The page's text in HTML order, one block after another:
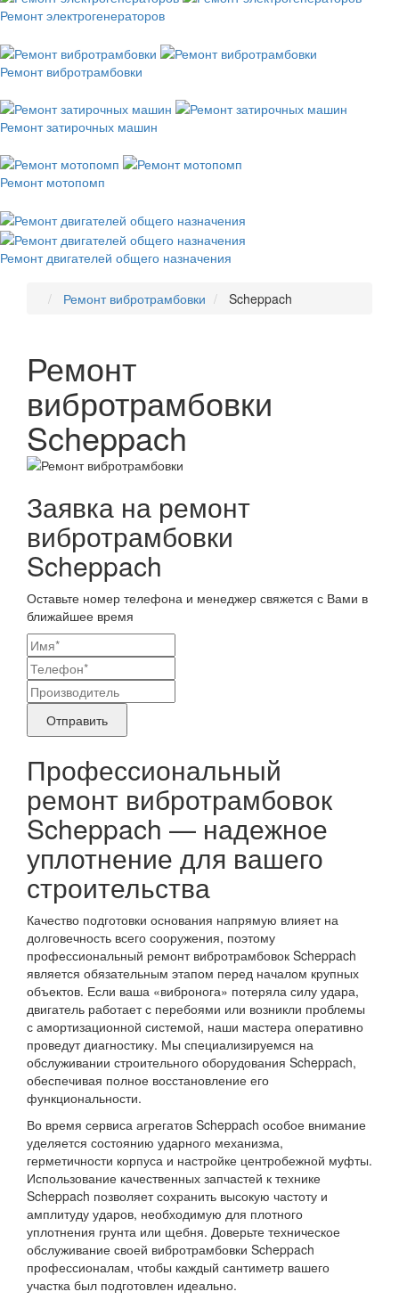
Ремонт электрогенераторов
Ремонт вибротрамбовки
Ремонт затирочных машин
Ремонт мотопомп
Ремонт двигателей общего назначения
Ремонт вибротрамбовки Scheppach
Ремонт
вибротрамбовки
Scheppach
Заявка на ремонт
вибротрамбовки
Scheppach
Оставьте номер телефона и менеджер свяжется с Вами в
ближайшее время
Ваши
контактные
данные
Название
бренда
продукта,
требующего
ремонта
Отправить
Профессиональный
ремонт вибротрамбовок
Scheppach — надежное
уплотнение для вашего
строительства
Качество подготовки основания напрямую влияет на
долговечность всего сооружения, поэтому
профессиональный ремонт вибротрамбовок Scheppach
является обязательным этапом перед началом крупных
объектов. Если ваша «вибронога» потеряла силу удара,
двигатель работает с перебоями или возникли проблемы
с амортизационной системой, наши мастера оперативно
проведут диагностику. Мы специализируемся на
обслуживании строительного оборудования Scheppach,
обеспечивая полное восстановление его
функциональности.
Во время сервиса агрегатов Scheppach особое внимание
уделяется состоянию ударного механизма,
герметичности корпуса и настройке центробежной муфты.
Использование качественных запчастей к технике
Scheppach позволяет сохранить высокую частоту и
амплитуду ударов, необходимую для плотного
уплотнения грунта или щебня. Доверьте техническое
обслуживание своей вибротрамбовки Scheppach
профессионалам, чтобы каждый сантиметр вашего
участка был подготовлен идеально.